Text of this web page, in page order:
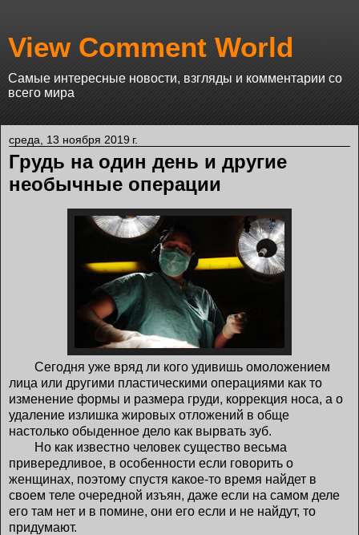
View Comment World
Самые интересные новости, взгляды и комментарии со
всего мира
среда, 13 ноября 2019 г.
Грудь на один день и другие
необычные операции
Сегодня уже вряд ли кого удивишь омоложением
лица или другими пластическими операциями как то
изменение формы и размера груди, коррекция носа, а о
удаление излишка жировых отложений в обще
настолько обыденное дело как вырвать зуб.
Но как известно человек существо весьма
привередливое, в особенности если говорить о
женщинах, поэтому спустя какое-то время найдет в
своем теле очередной изъян, даже если на самом деле
его там нет и в помине, они его если и не найдут, то
придумают.